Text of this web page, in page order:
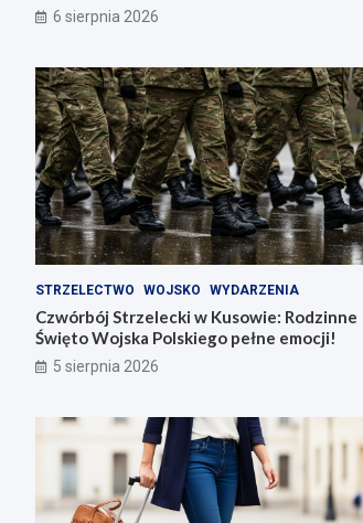
6 sierpnia 2026
STRZELECTWO WOJSKO WYDARZENIA
Czwórbój Strzelecki w Kusowie: Rodzinne
Święto Wojska Polskiego pełne emocji!
5 sierpnia 2026